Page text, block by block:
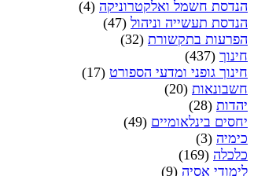
הנדסת חשמל ואלקטרוניקה (4)
הנדסת תעשייה וניהול (47)
הפרעות בתקשורת (32)
חינוך (437)
חינוך גופני ומדעי הספורט (17)
חשבונאות (20)
יהדות (28)
יחסים בינלאומיים (49)
כימיה (3)
כלכלה (169)
לימודי אסיה (9)